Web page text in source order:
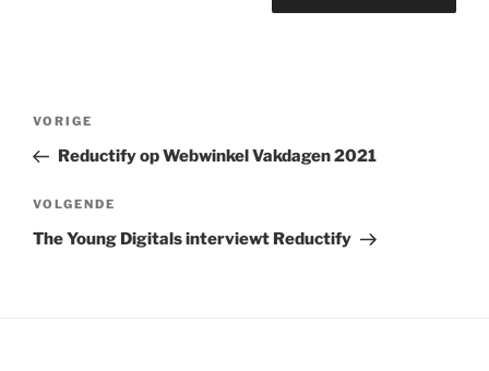
Bericht
Vorig
bericht
VORIGE
Reductify op Webwinkel Vakdagen 2021
Volgend
bericht
VOLGENDE
The Young Digitals interviewt Reductify